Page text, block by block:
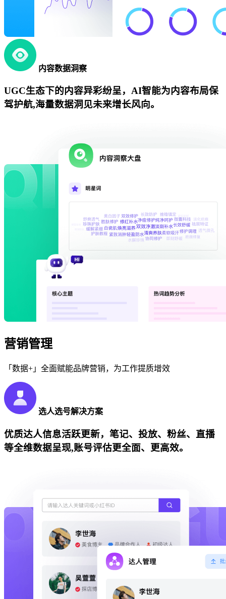
内容数据洞察
UGC生态下的内容异彩纷呈，AI智能为内容布局保
驾护航,海量数据洞见未来增长风向。
营销管理
「数据+」全面赋能品牌营销，为工作提质增效
选人选号解决方案
优质达人信息活跃更新，笔记、投放、粉丝、直播
等全维数据呈现,账号评估更全面、更高效。